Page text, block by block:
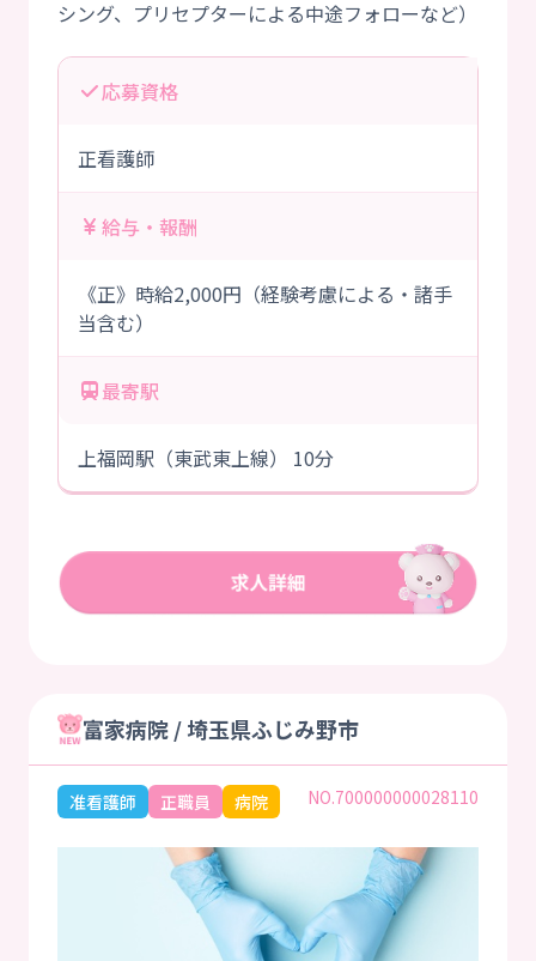
応募資格
正看護師
給与・報酬
《正》時給2,000円（経験考慮による・諸手
当含む）
最寄駅
上福岡駅（東武東上線） 10分
富家病院 / 埼玉県ふじみ野市
准看護師 正職員 病院 NO.700000000028110